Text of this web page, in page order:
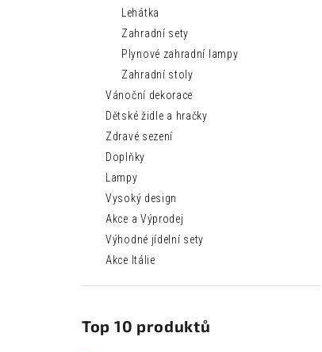
Lehátka
Zahradní sety
Plynové zahradní lampy
Zahradní stoly
Vánoční dekorace
Dětské židle a hračky
Zdravé sezení
Doplňky
Lampy
Vysoký design
Akce a Výprodej
Výhodné jídelní sety
Akce Itálie
Top 10 produktů